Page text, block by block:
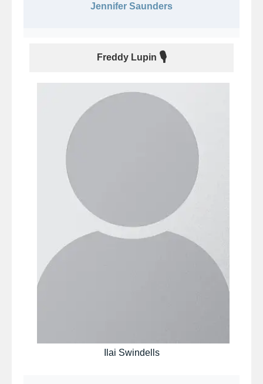
Jennifer Saunders
Freddy Lupin 🎙
Ilai Swindells